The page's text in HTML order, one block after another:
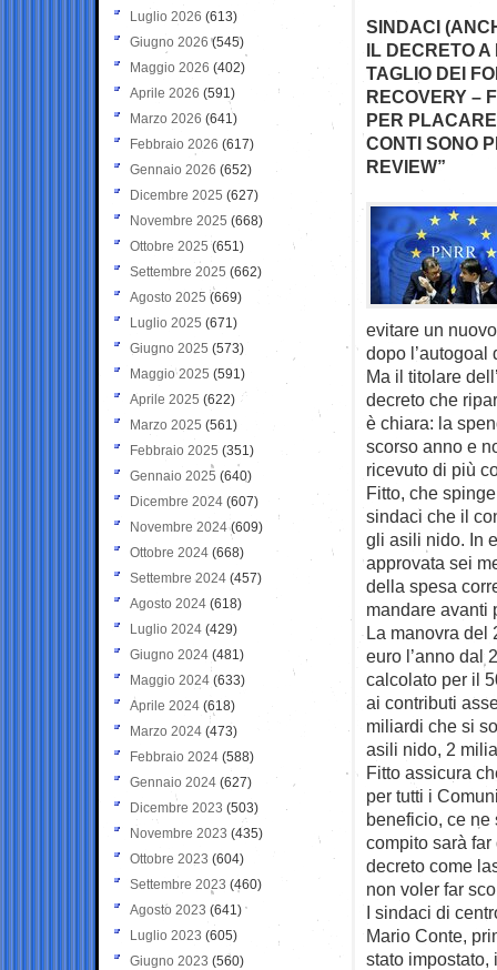
SINDACI
IL DECRETO A
TAGLIO DEI
RECOVERY –
PER
CONTI SONO
REVIEW”
evitare un
dopo l’autogoal
Ma il titolare
decreto che
è chiara: la
scorso anno e
ricevuto di più
Fitto, che
sindaci che il
gli asili nido. In
approvata sei
della spesa
mandare avanti
La manovra del
euro l’anno dal
calcolato per il
ai contributi
miliardi che si
asili nido, 2
Fitto assicura
per tutti i
beneficio, ce ne
compito sarà
decreto come
non voler far
I sindaci di
Mario Conte,
stato impostato,
Luglio 2026 (613)
Giugno 2026 (545)
Maggio 2026 (402)
Aprile 2026 (591)
Marzo 2026 (641)
Febbraio 2026 (617)
Gennaio 2026 (652)
Dicembre 2025 (627)
Novembre 2025 (668)
Ottobre 2025 (651)
Settembre 2025 (662)
Agosto 2025 (669)
Luglio 2025 (671)
Giugno 2025 (573)
Maggio 2025 (591)
Aprile 2025 (622)
Marzo 2025 (561)
Febbraio 2025 (351)
Gennaio 2025 (640)
Dicembre 2024 (607)
Novembre 2024(609)
Ottobre 2024 (668)
Settembre 2024 (457)
Agosto 2024 (618)
Luglio 2024 (429)
Giugno 2024 (481)
Maggio 2024 (633)
Aprile 2024 (618)
Marzo 2024 (473)
Febbraio 2024 (588)
Gennaio 2024 (627)
Dicembre 2023 (503)
Novembre 2023 (435)
Ottobre 2023 (604)
Settembre 2023 (460)
Agosto 2023 (641)
Luglio 2023 (605)
Giugno 2023 (560)